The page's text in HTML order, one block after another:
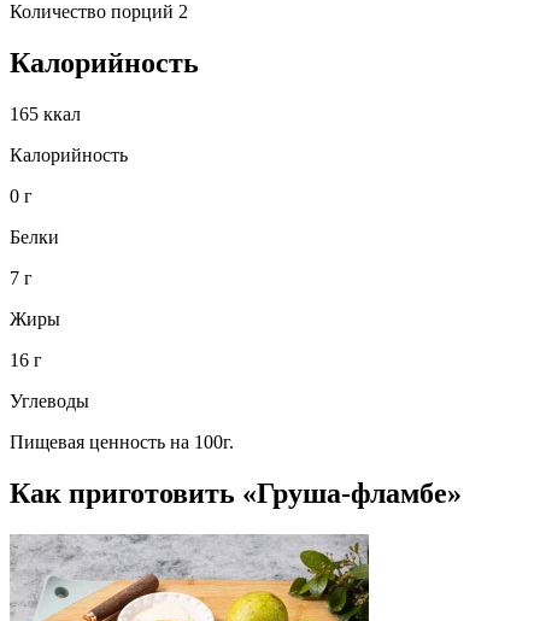
Количество порций 2
Калорийность
165 ккал
Калорийность
0 г
Белки
7 г
Жиры
16 г
Углеводы
Пищевая ценность на 100г.
Как приготовить «Груша-фламбе»